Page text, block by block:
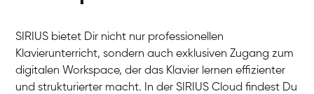
SIRIUS bietet Dir nicht nur professionellen
Klavierunterricht, sondern auch exklusiven Zugang zum
digitalen Workspace, der das Klavier lernen effizienter
und strukturierter macht. In der SIRIUS Cloud findest Du